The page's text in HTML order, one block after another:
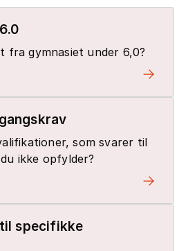
fra gymnasiet under 6,0?
som svarer til
ikke opfylder?
specifikke